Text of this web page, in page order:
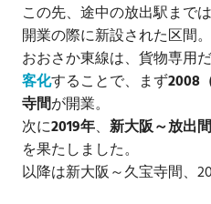
この先、途中の放出駅まで
開業の際に新設された区間。
おおさか東線は、貨物専用
客化することで、まず2008
寺間が開業。
次に2019年、 新大阪～放出
を果たしました。
以降は新大阪～久宝寺間、